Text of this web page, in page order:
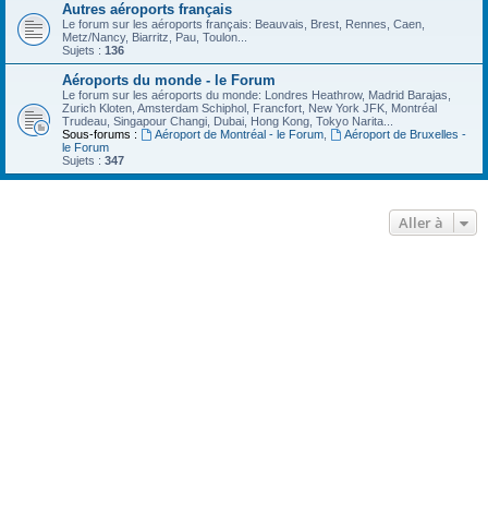
Autres aéroports français
Le forum sur les aéroports français: Beauvais, Brest, Rennes, Caen,
Metz/Nancy, Biarritz, Pau, Toulon...
Sujets : 136
Aéroports du monde - le Forum
Le forum sur les aéroports du monde: Londres Heathrow, Madrid Barajas,
Zurich Kloten, Amsterdam Schiphol, Francfort, New York JFK, Montréal
Trudeau, Singapour Changi, Dubai, Hong Kong, Tokyo Narita...
Sous-forums :
Aéroport de Montréal - le Forum,
Aéroport de Bruxelles -
le Forum
Sujets : 347
Aller à